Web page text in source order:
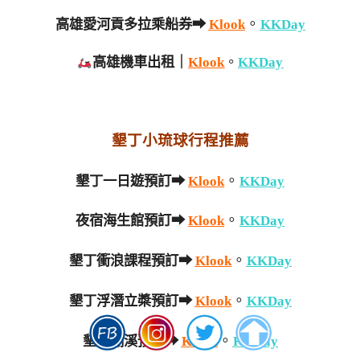
高雄愛河貢多拉乘船券➡Klook。 KKDay
高雄機車出租｜Klook。KKDay
墾丁小琉球行程推薦
墾丁一日遊預訂➡Klook 。 KKDay
夜宿海生館預訂➡Klook。 KKDay
墾丁衝浪課程預訂➡Klook。 KKDay
墾丁浮潛立槳預訂➡Klook。 KKDay
墾丁溯溪預訂➡Klook。 KKDay